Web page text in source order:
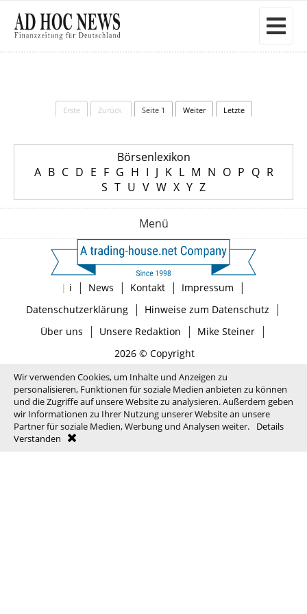
Erste Zurück Seite 1 Weiter Letzte
Börsenlexikon
A B C D E F G H I J K L M N O P Q R
S T U V W X Y Z
Menü
| i | News | Kontakt | Impressum |
Datenschutzerklärung| Hinweise zum Datenschutz |
Über uns | Unsere Redaktion | Mike Steiner|
2026 © Copyright
Wir verwenden Cookies, um Inhalte und Anzeigen zu
personalisieren, Funktionen für soziale Medien anbieten zu können
und die Zugriffe auf unsere Website zu analysieren. Außerdem geben
wir Informationen zu Ihrer Nutzung unserer Website an unsere
Partner für soziale Medien, Werbung und Analysen weiter.
Details
Verstanden